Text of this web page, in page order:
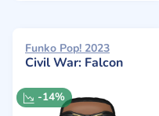
Funko Pop! 2023
Civil War: Falcon
-14%